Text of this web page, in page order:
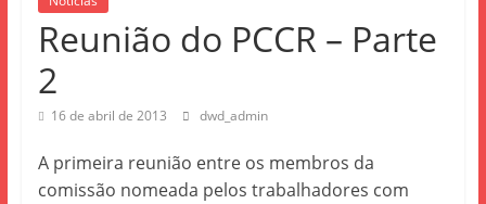
Reunião do PCCR – Parte
2
16 de abril de 2013 dwd_admin
A primeira reunião entre os membros da
comissão nomeada pelos trabalhadores com